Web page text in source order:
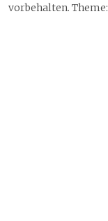
vorbehalten. Theme: